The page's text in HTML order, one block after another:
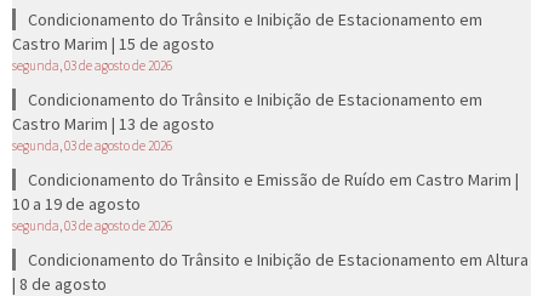
Condicionamento do Trânsito e Inibição de Estacionamento em
Castro Marim | 15 de agosto
segunda, 03 de agosto de 2026
Condicionamento do Trânsito e Inibição de Estacionamento em
Castro Marim | 13 de agosto
segunda, 03 de agosto de 2026
Condicionamento do Trânsito e Emissão de Ruído em Castro Marim |
10 a 19 de agosto
segunda, 03 de agosto de 2026
Condicionamento do Trânsito e Inibição de Estacionamento em Altura
| 8 de agosto